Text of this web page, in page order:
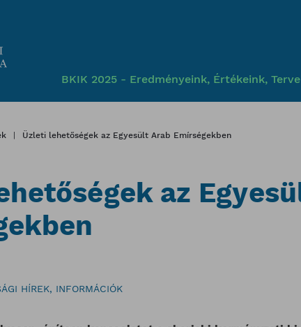
BKIK 2025 - Eredményeink, Értékeink,
Üzleti lehetőségek az Egyesült Arab Emírségekben
az
HÍREK, INFORMÁCIÓK